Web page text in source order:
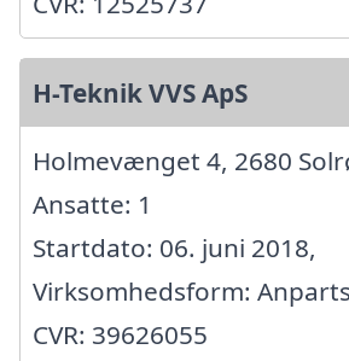
H-Teknik VVS ApS
Holmevænget 4, 2680
Ansatte: 1
Startdato: 06. juni 2018,
Virksomhedsform:
CVR: 39626055